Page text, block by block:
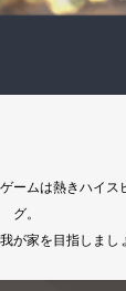
ームは熱きハイス
グ。
が家を目指しまし